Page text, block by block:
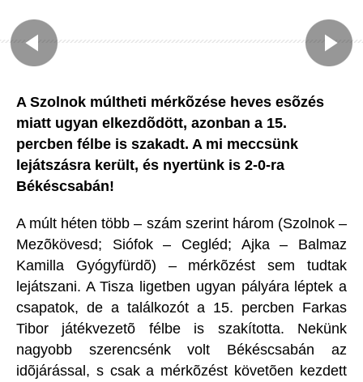
A Szolnok múltheti mérkõzése heves esõzés
miatt ugyan elkezdõdött, azonban a 15.
percben félbe is szakadt. A mi meccsünk
lejátszásra került, és nyertünk is 2-0-ra
Békéscsabán!
A múlt héten több – szám szerint három (Szolnok –
Mezõkövesd; Siófok – Cegléd; Ajka – Balmaz
Kamilla Gyógyfürdõ) – mérkõzést sem tudtak
lejátszani. A Tisza ligetben ugyan pályára léptek a
csapatok, de a találkozót a 15. percben Farkas
Tibor játékvezetõ félbe is szakította. Nekünk
nagyobb szerencsénk volt Békéscsabán az
idõjárással, s csak a mérkõzést követõen kezdett